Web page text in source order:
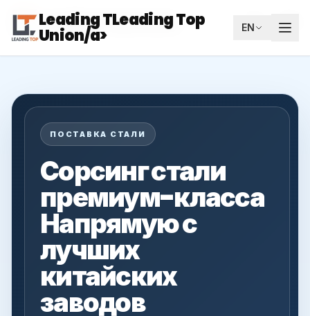
Leading Top Union RU
Leading TLeading Top
Union/a> EN
ПОСТАВКА СТАЛИ
Сорсинг стали
премиум-класса
Напрямую с
лучших
китайских
заводов